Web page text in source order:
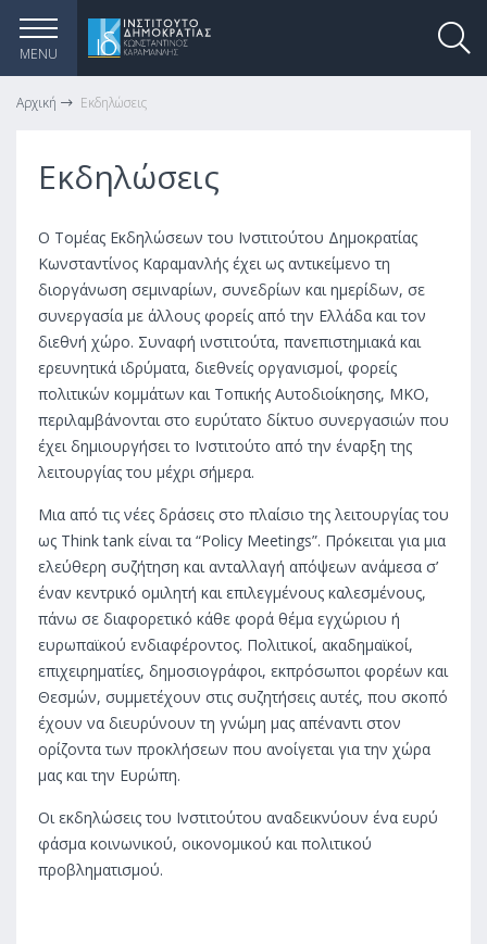
MENU
Αρχική Εκδηλώσεις
Εκδηλώσεις
Ο Τομέας Εκδηλώσεων του Ινστιτούτου Δημοκρατίας
Κωνσταντίνος Καραμανλής έχει ως αντικείμενο τη
διοργάνωση σεμιναρίων, συνεδρίων και ημερίδων, σε
συνεργασία με άλλους φορείς από την Ελλάδα και τον
διεθνή χώρο. Συναφή ινστιτούτα, πανεπιστημιακά και
ερευνητικά ιδρύματα, διεθνείς οργανισμοί, φορείς
πολιτικών κομμάτων και Τοπικής Αυτοδιοίκησης, ΜΚΟ,
περιλαμβάνονται στο ευρύτατο δίκτυο συνεργασιών που
έχει δημιουργήσει το Ινστιτούτο από την έναρξη της
λειτουργίας του μέχρι σήμερα.
Μια από τις νέες δράσεις στο πλαίσιο της λειτουργίας του
ως Think tank είναι τα “Policy Meetings”. Πρόκειται για μια
ελεύθερη συζήτηση και ανταλλαγή απόψεων ανάμεσα σ’
έναν κεντρικό ομιλητή και επιλεγμένους καλεσμένους,
πάνω σε διαφορετικό κάθε φορά θέμα εγχώριου ή
ευρωπαϊκού ενδιαφέροντος. Πολιτικοί, ακαδημαϊκοί,
επιχειρηματίες, δημοσιογράφοι, εκπρόσωποι φορέων και
Θεσμών, συμμετέχουν στις συζητήσεις αυτές, που σκοπό
έχουν να διευρύνουν τη γνώμη μας απέναντι στον
ορίζοντα των προκλήσεων που ανοίγεται για την χώρα
μας και την Ευρώπη.
Οι εκδηλώσεις του Ινστιτούτου αναδεικνύουν ένα ευρύ
φάσμα κοινωνικού, οικονομικού και πολιτικού
προβληματισμού.